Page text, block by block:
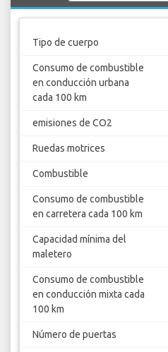
Tipo de cuerpo
Consumo de combustible
en conducción urbana
cada 100 km
emisiones de CO2
Ruedas motrices
Combustible
Consumo de combustible
en carretera cada 100 km
Capacidad mínima del
maletero
Consumo de combustible
en conducción mixta cada
100 km
Número de puertas